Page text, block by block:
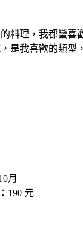
料理，我都蠻喜
是我喜歡的類型
月
190 元